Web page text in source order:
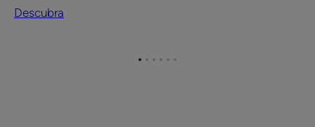
Descubra
IrIrIrIrIrIr